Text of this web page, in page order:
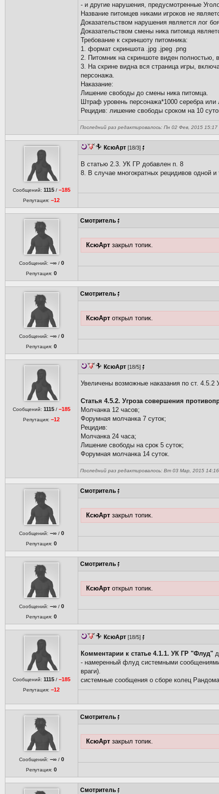
- и другие нарушения, предусмотренные
Название питомцев никами игроков не
Доказательством нарушения является лог
Доказательством смены ника питомца
Требование к скриншоту питомника:
1. формат скриншота .jpg .jpeg .png
2. Питомник на скриншоте виден полностью,
3. На скрине видна вся страница игры,
персонажа.
Наказание:
Лишение свободы до смены ника питомца.
Штраф уровень персонажа*1000 серебра
Рецидив: лишение свободы сроком на 10
Последний раз редактировалось: Пн 02 Фев, 2015
Сообщений: 1115 / −185
Репутация:−12
КсюАрт [18/3]
В статью 2.3. УК ГР добавлен п. 8
8. В случае многократных рецидивов одной
Сообщений: −∞ / 0
Репутация:0
Смотритель
КсюАрт закрыл топик.
Сообщений: −∞ / 0
Репутация:0
Смотритель
КсюАрт открыл топик.
Сообщений: 1115 / −185
Репутация:−12
КсюАрт [18/5]
Увеличены возможные наказания по ст. 4.5.2
Статья 4.5.2. Угроза совершения
Молчанка 12 часов;
Форумная молчанка 7 суток;
Рецидив:
Молчанка 24 часа;
Лишение свободы на срок 5 суток;
Форумная молчанка 14 суток.
Последний раз редактировалось: Вт 03 Мар, 2015
Сообщений: −∞ / 0
Репутация:0
Смотритель
КсюАрт закрыл топик.
Сообщений: −∞ / 0
Репутация:0
Смотритель
КсюАрт открыл топик.
Сообщений: 1115 / −185
Репутация:−12
КсюАрт [18/5]
Комментарии к статье 4.1.1. УК ГР "Флуд"
- намеренный флуд системными
враги).
системные сообщения о сборе колец
Сообщений: −∞ / 0
Репутация:0
Смотритель
КсюАрт закрыл топик.
Смотритель